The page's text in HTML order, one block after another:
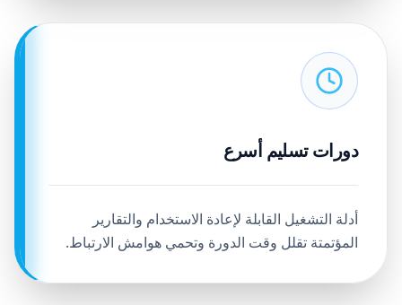
دورات تسليم أسرع
أدلة التشغيل القابلة لإعادة الاستخدام والتقارير
المؤتمتة تقلل وقت الدورة وتحمي هوامش الارتباط.